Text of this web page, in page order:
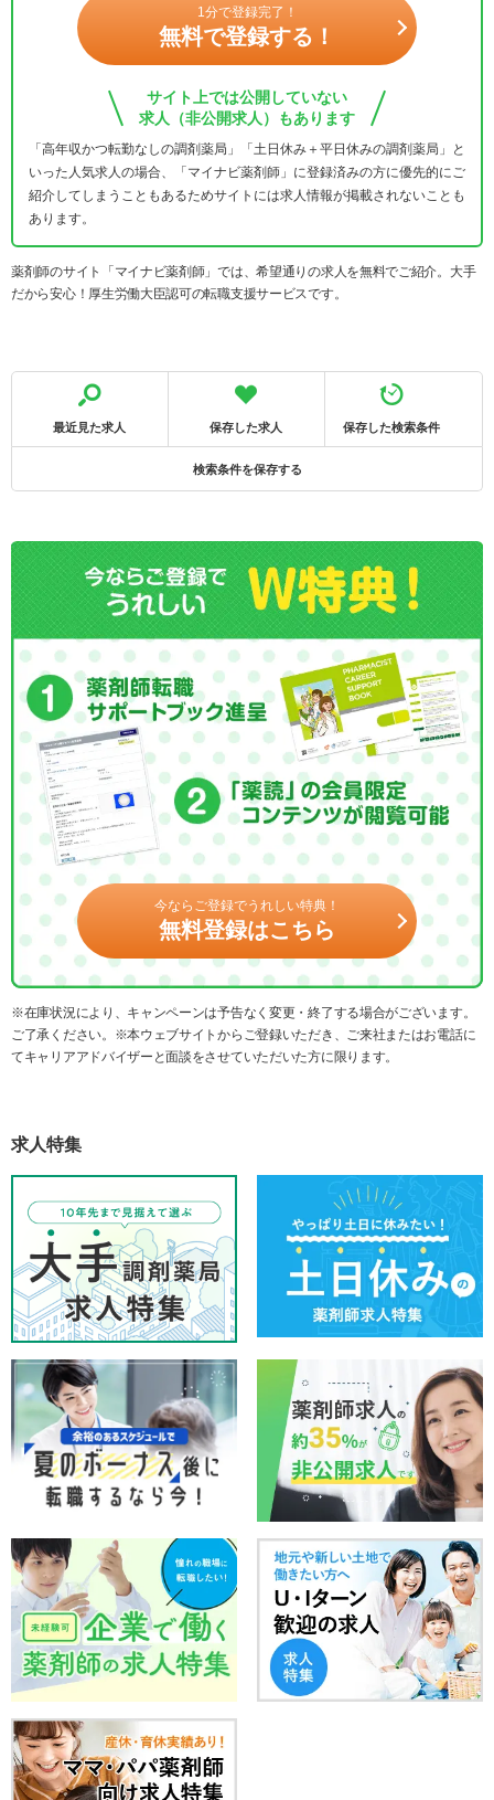
1分で登録完了！
無料で登録する！
サイト上では公開していない
求人（非公開求人）もあります
「高年収かつ転勤なしの調剤薬局」「土日休み＋平日休みの調剤薬局」と
いった人気求人の場合、「マイナビ薬剤師」に登録済みの方に優先的にご
紹介してしまうこともあるためサイトには求人情報が掲載されないことも
あります。
薬剤師のサイト「マイナビ薬剤師」では、希望通りの求人を無料でご紹介。大手
だから安心！厚生労働大臣認可の転職支援サービスです。
最近見た求人 保存した求人 保存した検索条件
検索条件を保存する
今ならご登録でうれしい特典！
無料登録はこちら
※在庫状況により、キャンペーンは予告なく変更・終了する場合がございます。
ご了承ください。※本ウェブサイトからご登録いただき、ご来社またはお電話に
てキャリアアドバイザーと面談をさせていただいた方に限ります。
求人特集